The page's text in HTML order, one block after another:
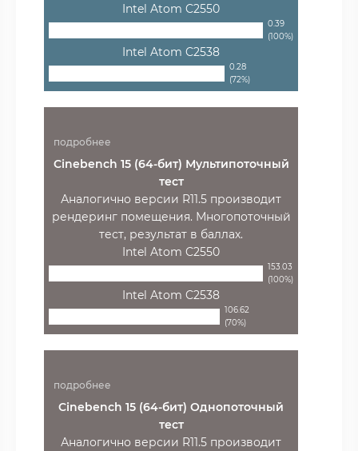
Intel Atom C2550
0.39
(100%)
Intel Atom C2538
0.28
(72%)
подробнее
Cinebench 15 (64-бит) Мультипоточный
тест
Аналогично версии R11.5 производит
рендеринг помещения. Многопоточный
тест, результат в баллах.
Intel Atom C2550
153.03
(100%)
Intel Atom C2538
106.62
(70%)
подробнее
Cinebench 15 (64-бит) Однопоточный
тест
Аналогично версии R11.5 производит